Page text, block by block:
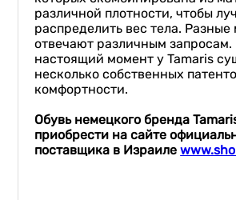
различной плотности, чтобы
распределить вес тела. Разные
отвечают различным запросам.
настоящий момент у Tamaris
несколько собственных
комфортности.
Обувь немецкого бренда
приобрести на сайте
поставщика в Израиле www.